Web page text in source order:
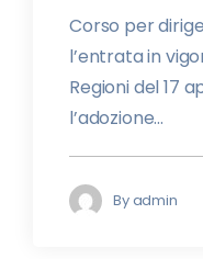
Corso per
l’entrata in
Regioni del 17
l’adozione...
Byadmin